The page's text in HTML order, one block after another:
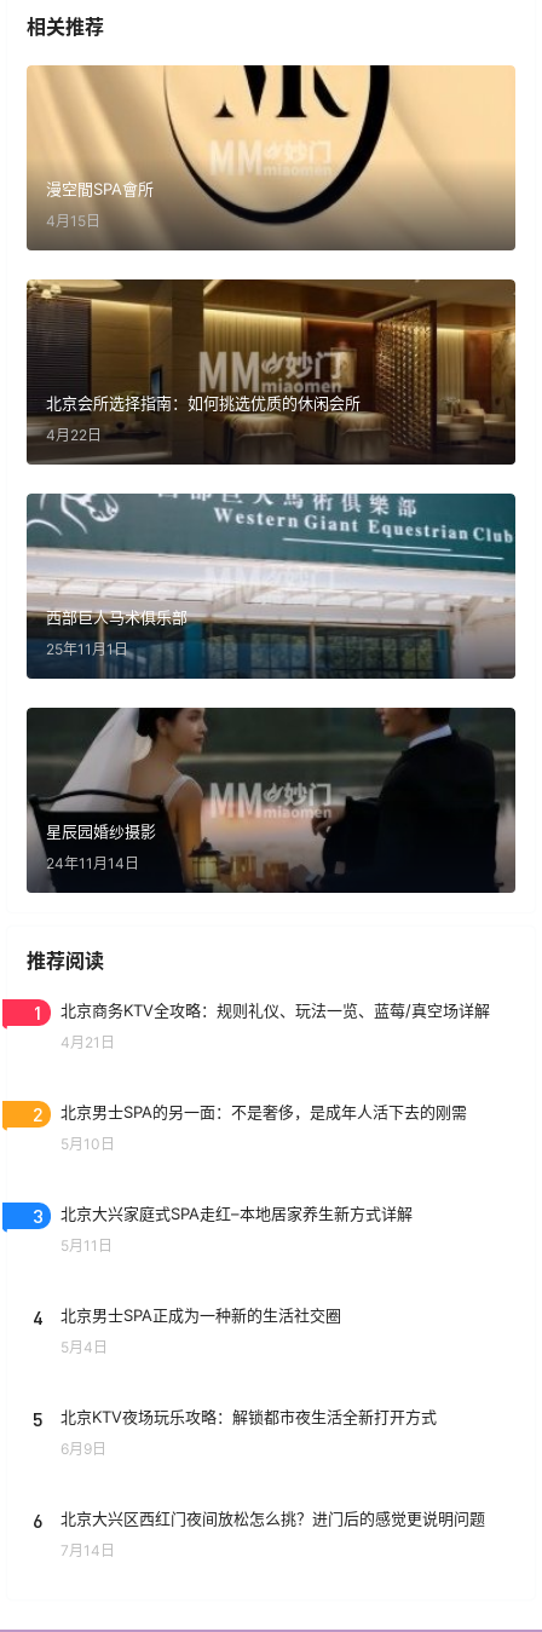
相关推荐
漫空間SPA會所
4月15日
北京会所选择指南：如何挑选优质的休闲会所
4月22日
西部巨人马术俱乐部
25年11月1日
星辰园婚纱摄影
24年11月14日
推荐阅读
1 北京商务KTV全攻略：规则礼仪、玩法一览、蓝莓/真空场详解
4月21日
2 北京男士SPA的另一面：不是奢侈，是成年人活下去的刚需
5月10日
3 北京大兴家庭式SPA走红–本地居家养生新方式详解
5月11日
4 北京男士SPA正成为一种新的生活社交圈
5月4日
5 北京KTV夜场玩乐攻略：解锁都市夜生活全新打开方式
6月9日
6 北京大兴区西红门夜间放松怎么挑？进门后的感觉更说明问题
7月14日